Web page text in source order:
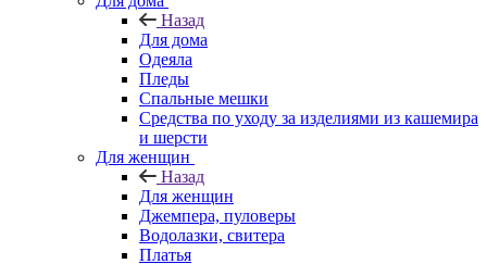
Назад
Для дома
Одеяла
Пледы
Спальные мешки
Средства по уходу за изделиями из кашемира
и шерсти
Для женщин
Назад
Для женщин
Джемпера, пуловеры
Водолазки, свитера
Платья